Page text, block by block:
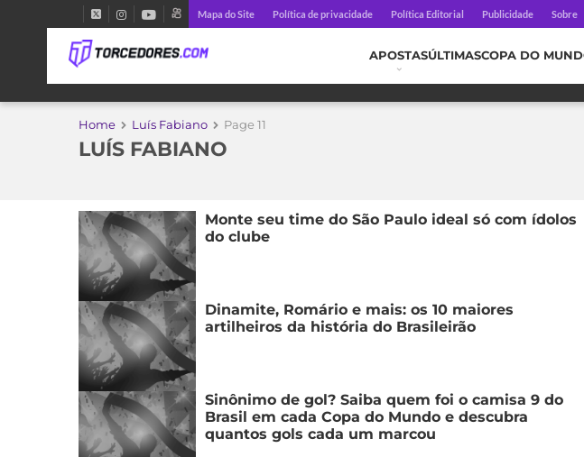
Mapa do Site Política de privacidade Política Editorial Publicidade Sobre
APOSTASÚLTIMASCOPA DO
Home Luís Fabiano Page 11
LUÍS FABIANO
Monte seu time do São Paulo ideal só com ídolos
do clube
Dinamite, Romário e mais: os 10 maiores
artilheiros da história do Brasileirão
Sinônimo de gol? Saiba quem foi o camisa 9 do
Brasil em cada Copa do Mundo e descubra
quantos gols cada um marcou